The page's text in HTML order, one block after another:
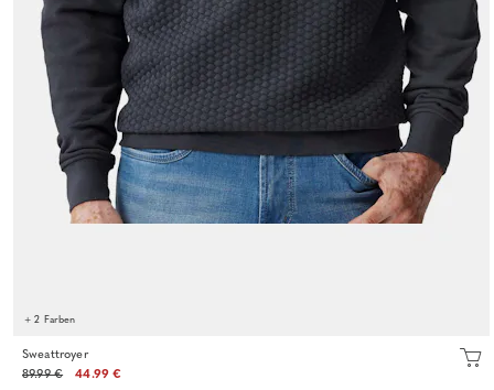
+ 2 Farben
Sweattroyer
89.99 €
44.99 €